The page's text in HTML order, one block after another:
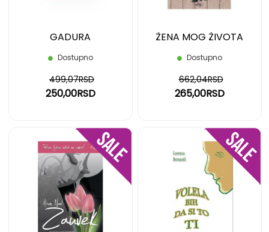
GADURA
Dostupno
250,00RSD
499,07RSD
ŽENA MOG ŽIVOTA
Dostupno
265,00RSD
662,04RSD
DODAJ
NA
NA